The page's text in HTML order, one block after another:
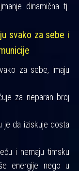
dinamična tj.
svako za sebe i
za sebe, imaju
za neparan broj
je da iziskuje dosta
i nemaju timsku
energije nego u